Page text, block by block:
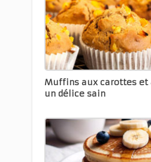
Muffins aux carottes et
un délice sain